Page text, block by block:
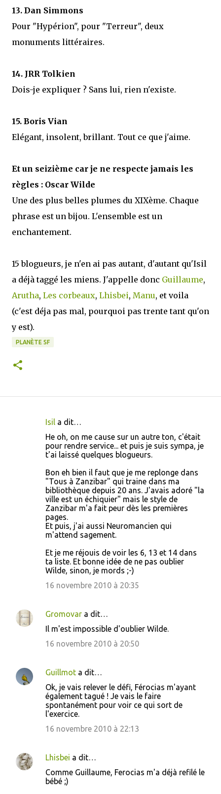
13. Dan Simmons
Pour "Hypérion", pour "Terreur", deux
monuments littéraires.
14. JRR Tolkien
Dois-je expliquer ? Sans lui, rien n'existe.
15. Boris Vian
Elégant, insolent, brillant. Tout ce que j'aime.
Et un seizième car je ne respecte jamais les
règles : Oscar Wilde
Une des plus belles plumes du XIXème. Chaque
phrase est un bijou. L'ensemble est un
enchantement.
15 blogueurs, je n'en ai pas autant, d'autant qu'Isil
a déjà taggé les miens. J'appelle donc Guillaume,
Arutha, Les corbeaux, Lhisbei, Manu, et voila
(c'est déja pas mal, pourquoi pas trente tant qu'on
y est).
PLANÈTE SF
Isil a dit…
He oh, on me cause sur un autre ton, c'était
pour rendre service... et puis je suis sympa, je
t'ai laissé quelques blogueurs.
Bon eh bien il faut que je me replonge dans
"Tous à Zanzibar" qui traine dans ma
bibliothèque depuis 20 ans. J'avais adoré "la
ville est un échiquier" mais le style de
Zanzibar m'a fait peur dès les premières
pages.
Et puis, j'ai aussi Neuromancien qui
m'attend sagement.
Et je me réjouis de voir les 6, 13 et 14 dans
ta liste. Et bonne idée de ne pas oublier
Wilde, sinon, je mords ;-)
16 novembre 2010 à 20:35
Gromovar a dit…
Il m'est impossible d'oublier Wilde.
16 novembre 2010 à 20:50
Guillmot a dit…
Ok, je vais relever le défi, Férocias m'ayant
également tagué ! Je vais le faire
spontanément pour voir ce qui sort de
l'exercice.
16 novembre 2010 à 22:13
Lhisbei a dit…
Comme Guillaume, Ferocias m'a déjà refilé le
bébé ;)